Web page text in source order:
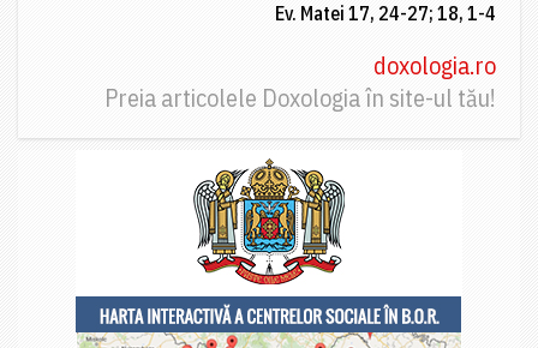
Ev. Matei 17, 24-27; 18, 1-4
doxologia.ro
Preia articolele Doxologia în site-ul tău!